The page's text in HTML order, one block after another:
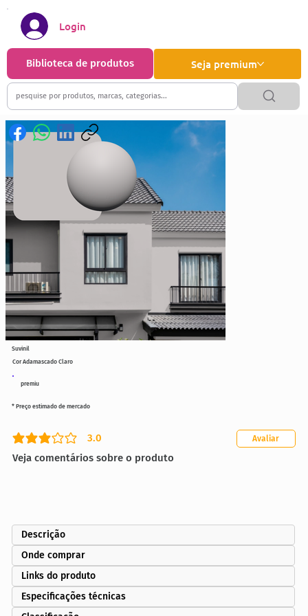
Seja premium
Biblioteca de produtos
Login
premiu
Cor Adamascado Claro
3.0
classificação média é 3 de 5
Veja comentários sobre o produto
Avaliar
* Preço estimado de mercado
Suvinil
Descrição
Onde comprar
Links do produto
Especificações técnicas